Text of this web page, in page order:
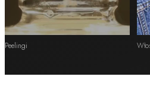
Peelingi